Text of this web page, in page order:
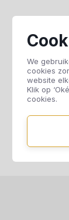
We
cookies
website
Klik op
cookies.